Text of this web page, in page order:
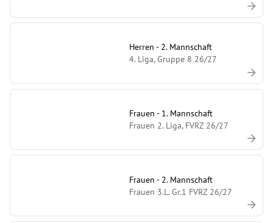
Herren - 2. Mannschaft
4. Liga, Gruppe 8 26/27
Frauen - 1. Mannschaft
Frauen 2. Liga, FVRZ 26/27
Frauen - 2. Mannschaft
Frauen 3.L. Gr.1 FVRZ 26/27